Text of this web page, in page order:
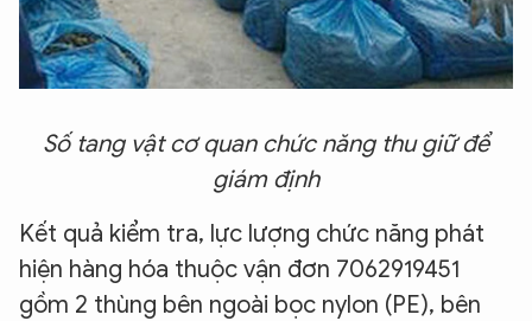
Số tang vật cơ quan chức năng thu giữ để
giám định
Kết quả kiểm tra, lực lượng chức năng phát
hiện hàng hóa thuộc vận đơn 7062919451
gồm 2 thùng bên ngoài bọc nylon (PE), bên